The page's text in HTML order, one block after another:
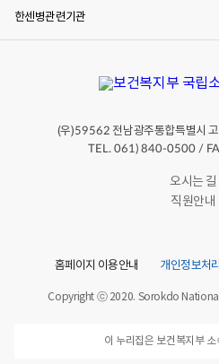
한센병관련기관
(우)59562 전남광주통합특별시
TEL. 061) 840-0500 /
오시는 길
직원안내
홈페이지 이용안내 개인정보처
Copyright ⓒ 2020. Sorokdo National
이 누리집은 보건복지부